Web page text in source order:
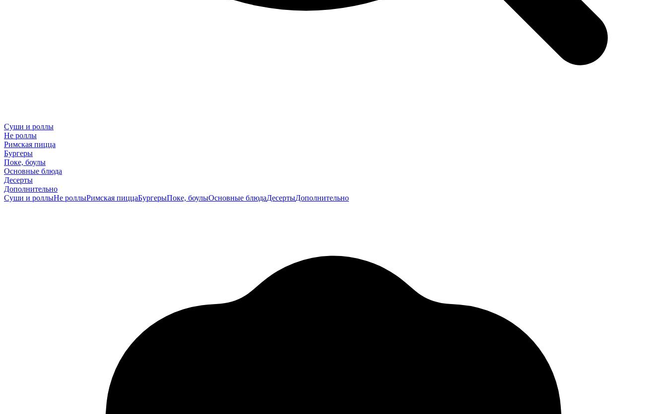
Суши и роллы
Не роллы
Римская пицца
Бургеры
Поке, боулы
Основные блюда
Десерты
Дополнительно
Суши и роллыНе роллыРимская пиццаБургерыПоке, боулыОсновные блюдаДесертыДополнительно